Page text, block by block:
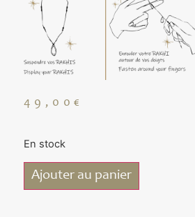
49,00 €
En stock
Ajouter au panier